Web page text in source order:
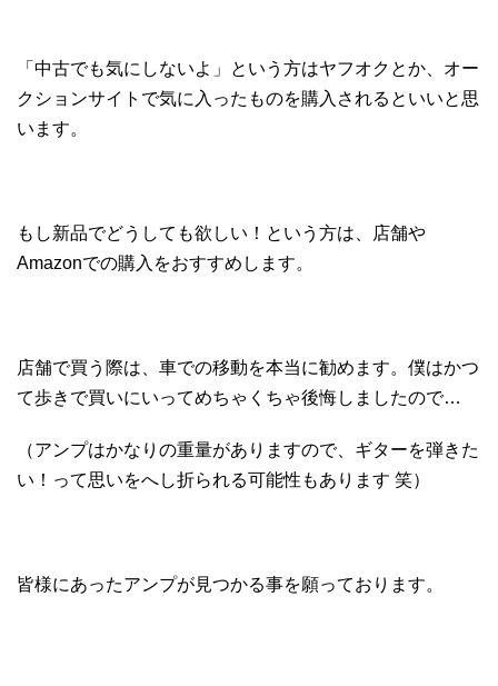
「中古でも気にしないよ」という方はヤフオクとか、オー
クションサイトで気に入ったものを購入されるといいと思
います。
もし新品でどうしても欲しい！という方は、店舗や
Amazonでの購入をおすすめします。
店舗で買う際は、車での移動を本当に勧めます。僕はかつ
て歩きで買いにいってめちゃくちゃ後悔しましたので…
（アンプはかなりの重量がありますので、ギターを弾きた
い！って思いをへし折られる可能性もあります 笑）
皆様にあったアンプが見つかる事を願っております。